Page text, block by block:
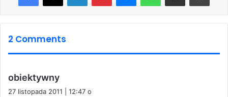
2 Comments
obiektywny
27 listopada 2011 | 12:47 o